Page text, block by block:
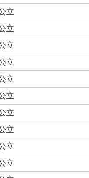
立
立
立
立
立
立
立
立
立
立